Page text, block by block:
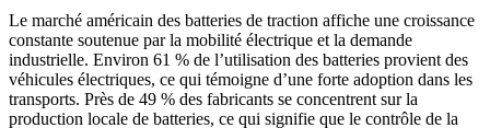
Le marché américain des batteries de traction affiche une croissance
constante soutenue par la mobilité électrique et la demande
industrielle. Environ 61 % de l’utilisation des batteries provient des
véhicules électriques, ce qui témoigne d’une forte adoption dans les
transports. Près de 49 % des fabricants se concentrent sur la
production locale de batteries, ce qui signifie que le contrôle de la